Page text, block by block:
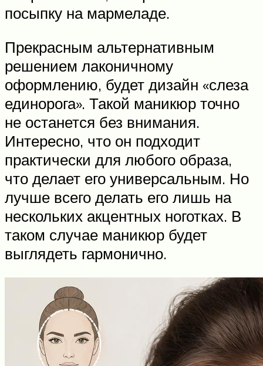
посыпку на мармеладе.
Прекрасным альтернативным
решением лаконичному
оформлению, будет дизайн «слеза
единорога». Такой маникюр точно
не останется без внимания.
Интересно, что он подходит
практически для любого образа,
что делает его универсальным. Но
лучше всего делать его лишь на
нескольких акцентных ноготках. В
таком случае маникюр будет
выглядеть гармонично.